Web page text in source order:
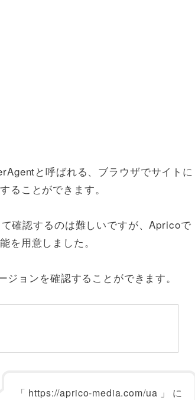
と呼ばれる、ブラウザでサイトに
ることができます。
確認するのは難しいですが、Apricoで
を用意しました。
ョンを確認することができます。
「https://aprico-media.com/ua」に